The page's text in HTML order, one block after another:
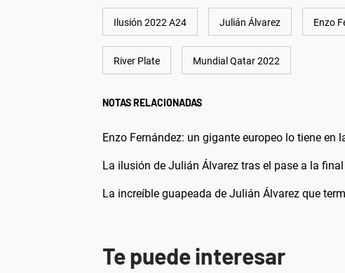
Ilusión 2022 A24 Julián Álvarez Enzo
River Plate Mundial Qatar 2022
NOTAS RELACIONADAS
Enzo Fernández: un gigante europeo lo tiene
La ilusión de Julián Álvarez tras el pase a la
La increíble guapeada de Julián Álvarez que
Te puede interesar